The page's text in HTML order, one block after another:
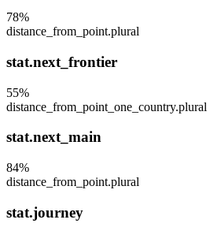
78%
distance_from_point.plural
stat.next_frontier
55%
distance_from_point_one_country.plural
stat.next_main
84%
distance_from_point.plural
stat.journey